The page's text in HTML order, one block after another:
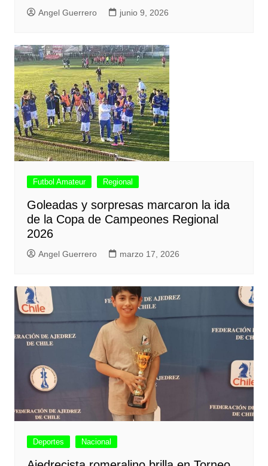
Angel Guerrero junio 9, 2026
Futbol Amateur Regional
Goleadas y sorpresas marcaron la ida
de la Copa de Campeones Regional
2026
Angel Guerrero marzo 17, 2026
Deportes Nacional